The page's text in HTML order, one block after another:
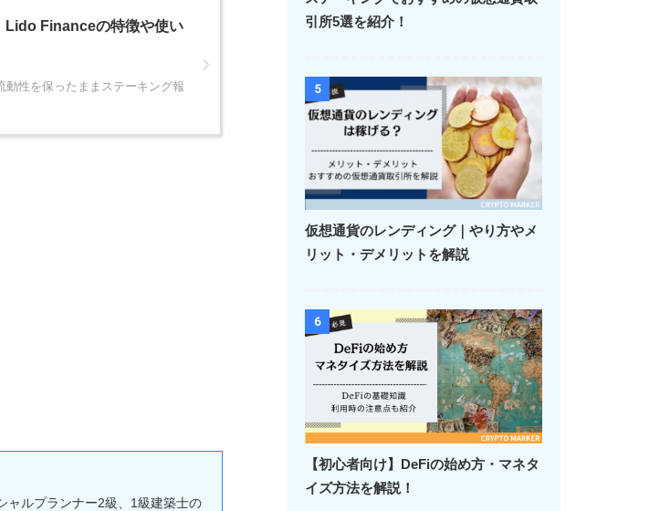
Lido Financeの特徴や使い
動性を保ったままステーキング報
ルプランナー2級、1級建築士の
引所5選を紹介！
5
仮想通貨のレンディング｜やり方やメ
リット・デメリットを解説
6
【初心者向け】DeFiの始め方・マネタ
イズ方法を解説！